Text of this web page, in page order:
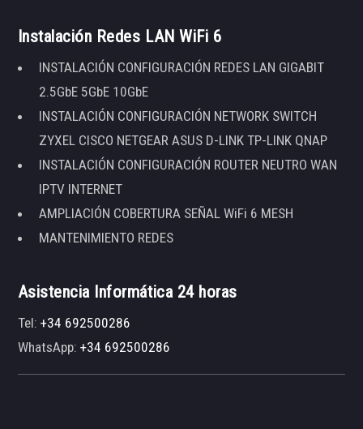
Instalación Redes LAN WiFi 6
INSTALACIÓN CONFIGURACIÓN REDES LAN GIGABIT
2.5GbE 5GbE 10GbE
INSTALACIÓN CONFIGURACIÓN NETWORK SWITCH
ZYXEL CISCO NETGEAR ASUS D-LINK TP-LINK QNAP
INSTALACIÓN CONFIGURACIÓN ROUTER NEUTRO WAN
IPTV INTERNET
AMPLIACIÓN COBERTURA SEÑAL WiFi 6 MESH
MANTENIMIENTO REDES
Asistencia Informática 24 horas
Tel:+34 692500286
WhatsApp:+34 692500286